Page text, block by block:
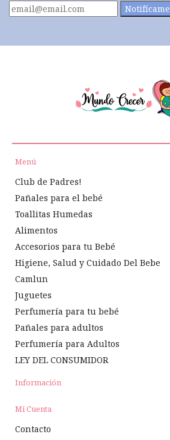
Notifícame
Menú
Club de Padres!
Pañales para el bebé
Toallitas Humedas
Alimentos
Accesorios para tu Bebé
Higiene, Salud y Cuidado Del Bebe
Camlun
Juguetes
Perfumería para tu bebé
Pañales para adultos
Perfumería para Adultos
LEY DEL CONSUMIDOR
Información
Mi Cuenta
Contacto